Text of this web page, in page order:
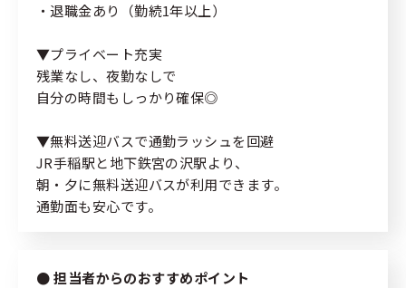
個人情報の取り扱いについて
緊急時・災害時について
サイトマップ
・退職金あり（勤続1年以上）
▼プライベート充実
残業なし、夜勤なしで
自分の時間もしっかり確保◎
▼無料送迎バスで通勤ラッシュを回避
JR手稲駅と地下鉄宮の沢駅より、
朝・夕に無料送迎バスが利用できます。
通勤面も安心です。
担当者からのおすすめポイント